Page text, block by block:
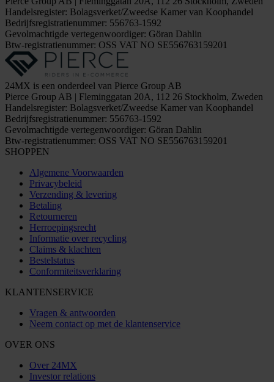
Handelsregister: Bolagsverket/Zweedse Kamer van Koophandel
Bedrijfsregistratienummer: 556763-1592
Gevolmachtigde vertegenwoordiger: Göran Dahlin
Btw-registratienummer: OSS VAT NO SE556763159201
24MX is een onderdeel van Pierce Group AB
Pierce Group AB | Fleminggatan 20A, 112 26 Stockholm, Zweden
Handelsregister: Bolagsverket/Zweedse Kamer van Koophandel
Bedrijfsregistratienummer: 556763-1592
Gevolmachtigde vertegenwoordiger: Göran Dahlin
Btw-registratienummer: OSS VAT NO SE556763159201
SHOPPEN
Algemene Voorwaarden
Privacybeleid
Verzending & levering
Betaling
Retourneren
Herroepingsrecht
Informatie over recycling
Claims & klachten
Bestelstatus
Conformiteitsverklaring
KLANTENSERVICE
Vragen & antwoorden
Neem contact op met de klantenservice
OVER ONS
Over 24MX
Investor relations